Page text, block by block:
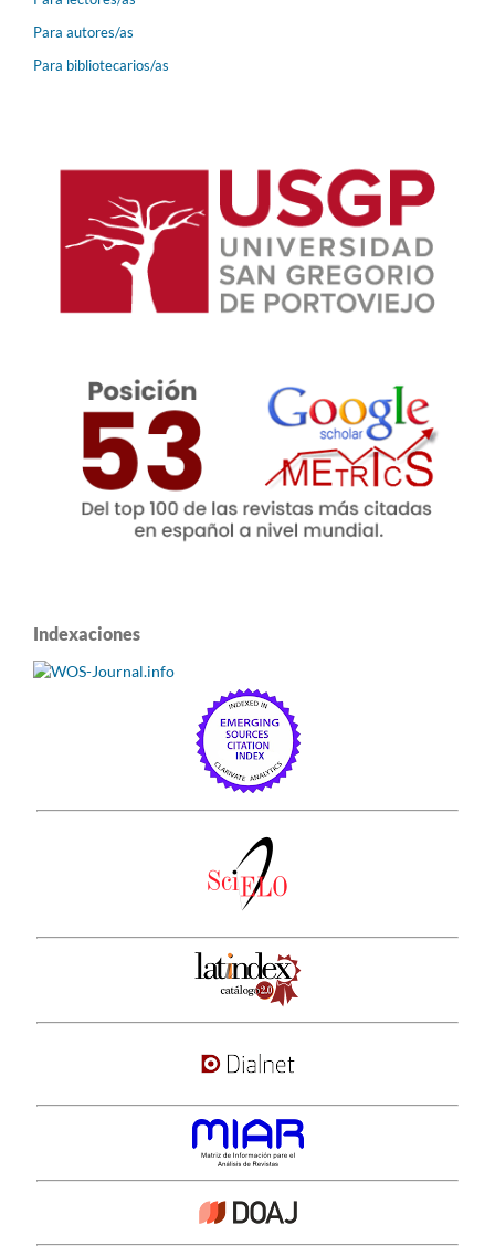
Para autores/as
Para bibliotecarios/as
Indexaciones